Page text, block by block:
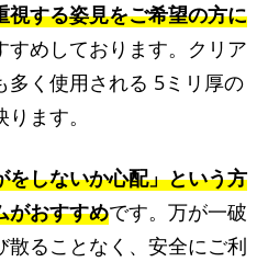
視する姿見をご希望の方に
すめしております。クリア
多く使用される 5ミリ厚の
ます。
をしないか心配」という方
がおすすめです。万が一破
ることなく、安全にご利